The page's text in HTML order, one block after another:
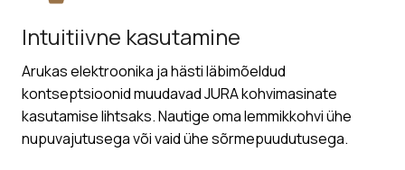
Intuitiivne kasutamine
Arukas elektroonika ja hästi läbimõeldud
kontseptsioonid muudavad JURA kohvimasinate
kasutamise lihtsaks. Nautige oma lemmikkohvi ühe
nupuvajutusega või vaid ühe sõrmepuudutusega.